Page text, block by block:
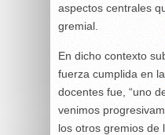
aspectos centrales
gremial.
En dicho contexto
fuerza cumplida en
docentes fue, “uno
venimos
los otros gremios de